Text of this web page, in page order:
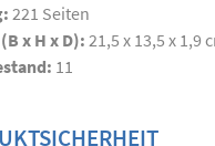
221 Seiten
x H x D): 21,5 x 13,5 x 1,9
11